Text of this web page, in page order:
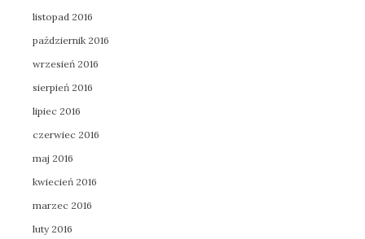
listopad 2016
październik 2016
wrzesień 2016
sierpień 2016
lipiec 2016
czerwiec 2016
maj 2016
kwiecień 2016
marzec 2016
luty 2016